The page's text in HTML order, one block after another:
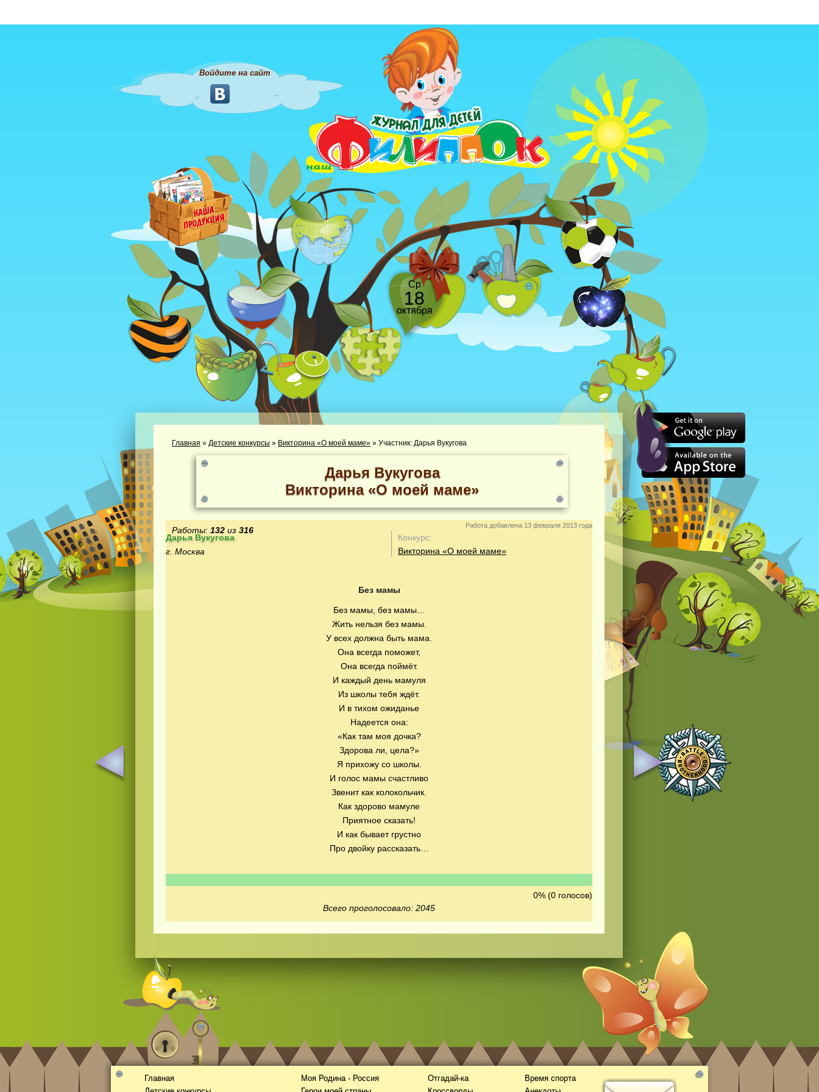
Войдите на сайт
Ср
18
октября
Главная » Детские конкурсы » Викторина «О моей маме» » Участник: Дарья Вукугова
Дарья Вукугова
Викторина «О моей маме»
Работы: 132 из 316 Работа добавлена 13 февраля 2013 года
Дарья Вукугова
г. Москва
Конкурс:
Викторина «О моей маме»
Без мамы
Без мамы, без мамы…
Жить нельзя без мамы.
У всех должна быть мама.
Она всегда поможет,
Она всегда поймёт.
И каждый день мамуля
Из школы тебя ждёт.
И в тихом ожиданье
Надеется она:
«Как там моя дочка?
Здорова ли, цела?»
Я прихожу со школы.
И голос мамы счастливо
Звенит как колокольчик.
Как здорово мамуле
Приятное сказать!
И как бывает грустно
Про двойку рассказать…
0% (0 голосов)
Всего проголосовало: 2045
Главная
Моя Родина - Россия
Отгадай-ка
Время спорта